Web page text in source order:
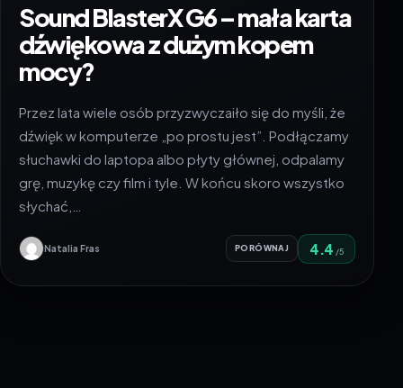
Sound BlasterX G6 – mała karta
dźwiękowa z dużym kopem
mocy?
Przez lata wiele osób przyzwyczaiło się do myśli, że
dźwięk w komputerze „po prostu jest”. Podłączamy
słuchawki do laptopa albo płyty głównej, odpalamy
grę, muzykę czy film i tyle. W końcu skoro wszystko
słychać,…
Natalia Fras PORÓWNAJ 4.4 /5